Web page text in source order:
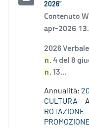
2026”
Contenuto
apr-2026
2026 Verbale
n. 4 del 8
n. 13...
Annualità:
CULTURA
ROTAZIONE